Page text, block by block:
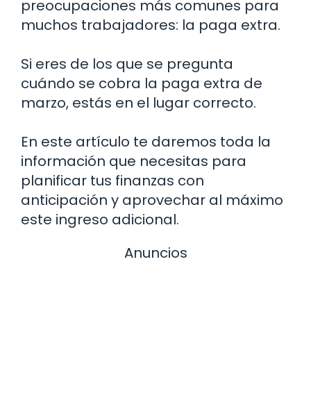
preocupaciones más comunes para
muchos trabajadores: la paga extra.
Si eres de los que se pregunta
cuándo se cobra la paga extra de
marzo, estás en el lugar correcto.
En este artículo te daremos toda la
información que necesitas para
planificar tus finanzas con
anticipación y aprovechar al máximo
este ingreso adicional.
Anuncios